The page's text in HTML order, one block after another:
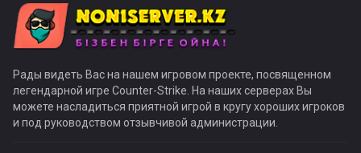
Рады видеть Вас на нашем игровом проекте, посвященном
легендарной игре Counter-Strike. На наших серверах Вы
можете насладиться приятной игрой в кругу хороших игроков
и под руководством отзывчивой администрации.